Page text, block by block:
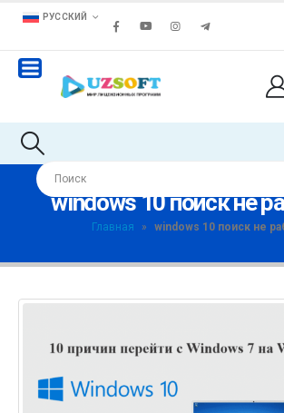
РУССКИЙ
windows 10 поиск не
Главная » windows 10 поиск не